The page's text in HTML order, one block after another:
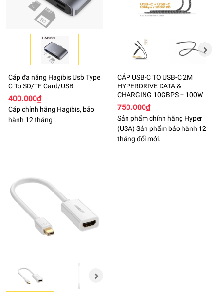
Cáp đa năng Hagibis Usb Type
C To SD/TF Card/USB
400.000₫
Cáp chính hãng Hagibis, bảo
hành 12 tháng
CÁP USB-C TO USB-C 2M
HYPERDRIVE DATA &
CHARGING 10GBPS + 100W
750.000₫
Sản phẩm chính hãng Hyper
(USA) Sản phẩm bảo hành 12
tháng đổi mới.